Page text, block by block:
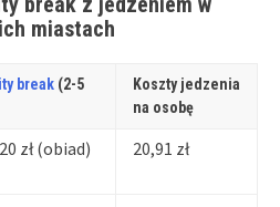
miastach
break (2-5
Koszty jedzenia
na osobę
zł (obiad) 20,91 zł